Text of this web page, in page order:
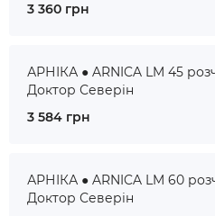
3 360 грн
АРНІКА ● ARNICA LM 45
Доктор Северін
3 584 грн
АРНІКА ● ARNICA LM 60
Доктор Северін